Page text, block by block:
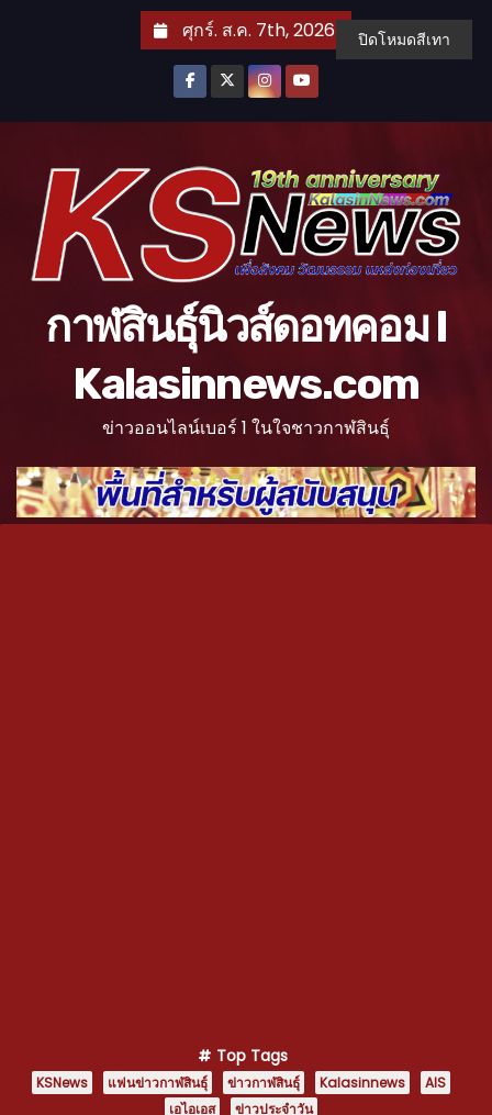
ศุกร์. ส.ค. 7th, 2026
กาฬสินธุ์นิวส์ดอทคอม l
Kalasinnews.com
ข่าวออนไลน์เบอร์ 1 ในใจชาวกาฬสินธุ์
Top Tags
KSNews แฟนข่าวกาฬสินธุ์ ข่าวกาฬสินธุ์ Kalasinnews
AIS
เอไอเอส
ข่าวประจำวัน
ปิดโหมดสีเทา